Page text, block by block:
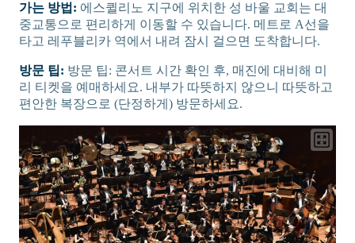
가는 방법: 에스퀼리노 지구에 위치한 성 바울 교회는 대
중교통으로 편리하게 이동할 수 있습니다. 메트로 A선을
타고 레푸블리카 역에서 내려 잠시 걸으면 도착합니다.
방문 팁: 방문 팁: 콘서트 시간 확인 후, 매진에 대비해 미
리 티켓을 예매하세요. 내부가 따뜻하지 않으니 따뜻하고
편안한 복장으로 (단정하게) 방문하세요.